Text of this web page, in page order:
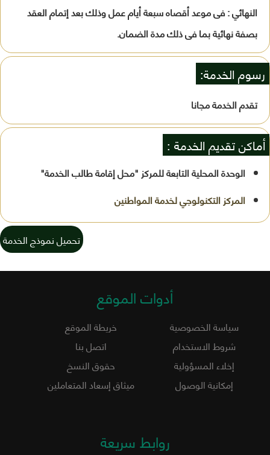
النهائي : فى موعد أقصاه سبعة أيام عمل وذلك بعد إتمام العقد
بصفة نهائية بما فى ذلك مدة الضمان.
رسوم الخدمة:
تقدم الخدمة مجانا
أماكن تقديم الخدمة :
الوحدة المحلية التابعة للمركز "محل إقامة طالب الخدمة"
تحميل نموذج الخدمة
أدوات الموقع
سياسة الخصوصية
خريطة الموقع
شروط الاستخدام
اتصل بنا
إخلاء المسؤولية
حقوق النسخ
إمكانية الوصول
ميثاق إسعاد المتعاملين
روابط سريعة